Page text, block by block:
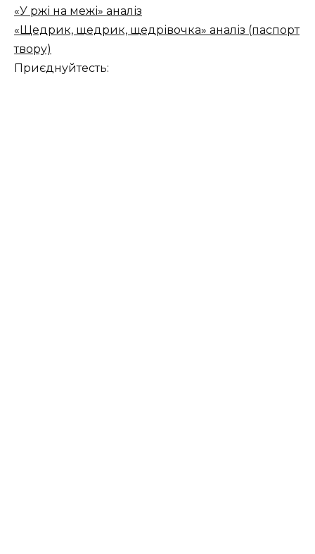
«У ржі на межі» аналіз
«Щедрик, щедрик, щедрівочка» аналіз (паспорт
твору)
Приєднуйтесть: